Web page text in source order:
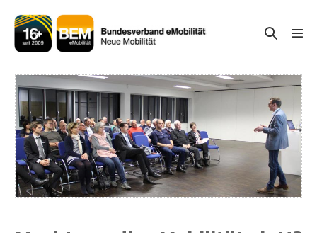
Inhalt
springen
Suche-